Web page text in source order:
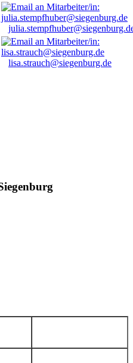
lisa.strauch@siegenburg.de